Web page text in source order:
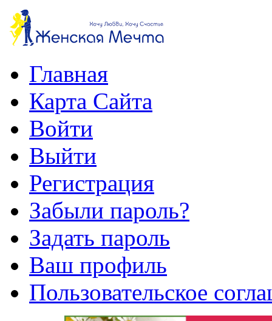
Главная
Карта Сайта
Войти
Выйти
Регистрация
Забыли пароль?
Задать пароль
Ваш профиль
Пользовательское